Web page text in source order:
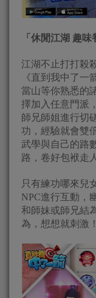
「休閒江湖 趣味
江湖不止打打殺
《直到我中了一
當山等你熟悉的
擇加入任意門派
師兄師姐進行切
功，經驗就會雙
武學與自己的路
路，卷好包袱走
只有練功哪來兒
NPC進行互動，
和師妹或師兄結
為，想想就刺激！